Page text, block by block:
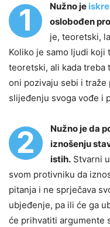
1 Nužno je
oslobođen
je, teoretski,
Koliko je samo ljudi koji
teoretski, ali kada treba
oni pozivaju sebi i
slijeđenju svoga vođe i
2
Nužno je da
iznošenju
istih. Stvarni
svom protivniku da
pitanja i ne sprječava
ubjeđenje, pa ili će ga
će prihvatiti argumente